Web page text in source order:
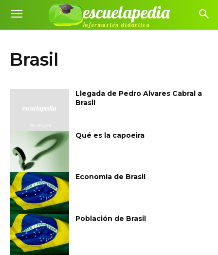
escuelapedia
Información didáctica
Brasil
Llegada de Pedro Alvares Cabral a
Brasil
Qué es la capoeira
Economía de Brasil
Población de Brasil